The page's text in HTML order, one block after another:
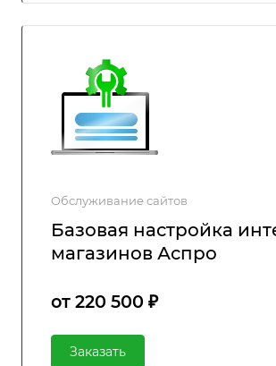
Обслуживание сайтов
Базовая настройка
магазинов Аспро
от 220 500 ₽
Заказать